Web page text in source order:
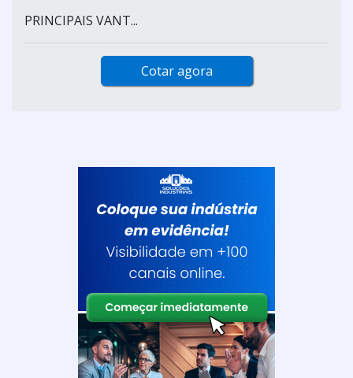
PRINCIPAIS VANT...
Cotar agora